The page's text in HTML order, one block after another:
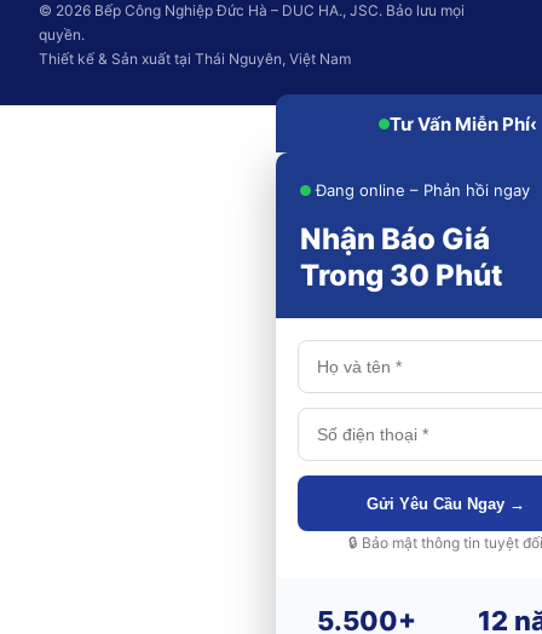
© 2026 Bếp Công Nghiệp Đức Hà – DUC HA., JSC. Bảo lưu mọi
quyền.
Thiết kế & Sản xuất tại Thái Nguyên, Việt Nam
Tư Vấn Miễn Phí‹
Đang online – Phản hồi ngay
Nhận Báo Giá
Trong 30 Phút
Gửi Yêu Cầu Ngay →
🔒 Bảo mật thông tin tuyệt đối
5.500+ 12